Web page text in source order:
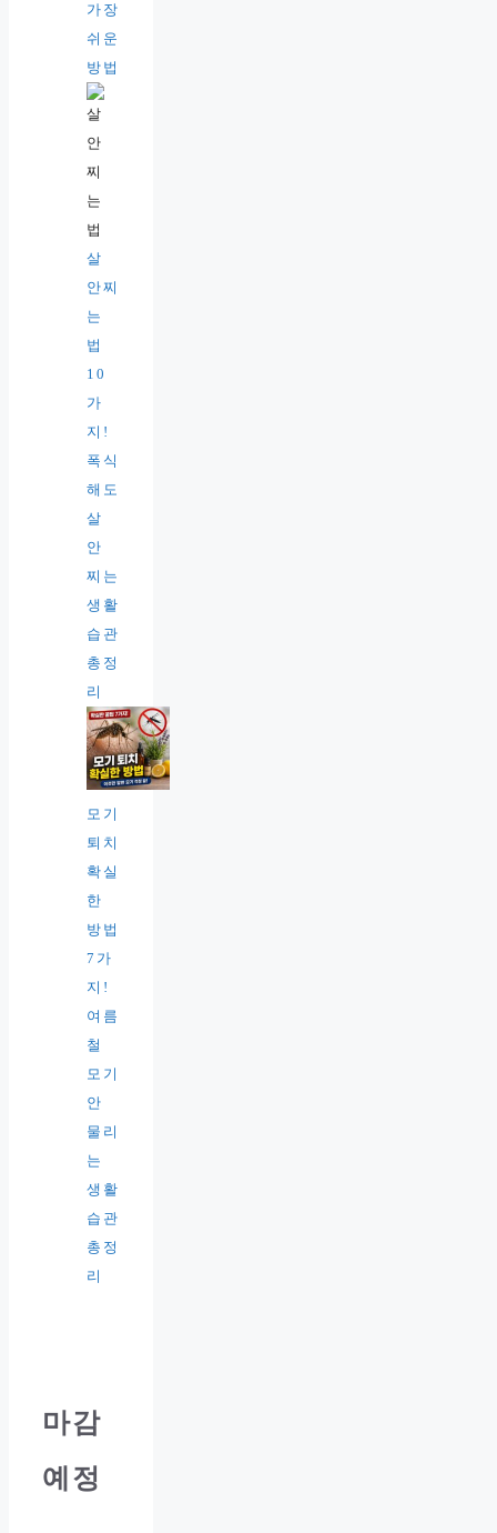
가장
쉬운
방법
살
안찌
는
법
10
가
지!
폭식
해도
살
안
찌는
생활
습관
총정
리
모기
퇴치
확실
한
방법
7가
지!
여름
철
모기
안
물리
는
생활
습관
총정
리
마감
예정